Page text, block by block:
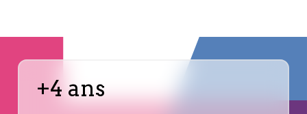
+4 ans